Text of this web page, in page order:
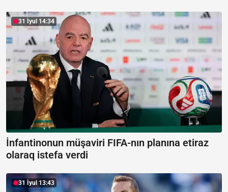
31 İyul 14:34
İnfantinonun müşaviri FIFA-nın planına etiraz
olaraq istefa verdi
31 İyul 13:43